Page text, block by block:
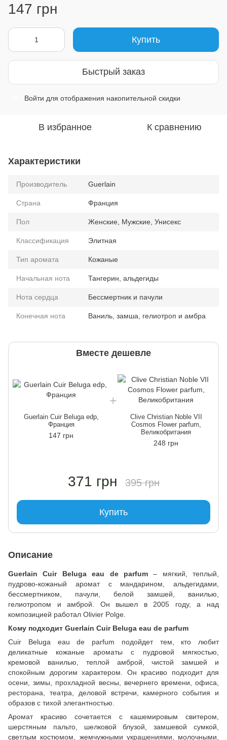
147 грн
Купить
Быстрый заказ
Войти для отображения накопительной скидки
В избранное К сравнению
Характеристики
Производитель Guerlain
Страна Франция
Пол Женские, Мужские, Унисекс
Классификация Элитная
Тип аромата Кожаные
Начальная нота Тангерин, альдегиды
Нота сердца Бессмертник и пачули
Конечная нота Ваниль, замша, гелиотроп и амбра
Вместе дешевле
Guerlain Cuir Beluga edp,
Франция
147 грн
Clive Christian Noble VII
Cosmos Flower parfum,
Великобритания
248 грн
371 грн 395 грн
Купить
Описание
Guerlain Cuir Beluga eau de parfum– мягкий, теплый,
пудрово-кожаный аромат с мандарином, альдегидами,
бессмертником, пачули, белой замшей, ванилью,
гелиотропом и амброй. Он вышел в 2005 году, а над
композицией работал Olivier Polge.
Кому подходит Guerlain Cuir Beluga eau de parfum
Cuir Beluga eau de parfum подойдет тем, кто любит
деликатные кожаные ароматы с пудровой мягкостью,
кремовой ванилью, теплой амброй, чистой замшей и
спокойным дорогим характером. Он красиво подходит для
осени, зимы, прохладной весны, вечернего времени, офиса,
ресторана, театра, деловой встречи, камерного события и
образов с тихой элегантностью.
Аромат красиво сочетается с кашемировым свитером,
шерстяным пальто, шелковой блузой, замшевой сумкой,
светлым костюмом, жемчужными украшениями, молочными,